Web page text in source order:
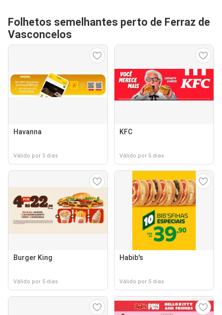
Folhetos semelhantes perto de Ferraz de
Vasconcelos
Havanna
Válido por 5 dias
KFC
Válido por 5 dias
Burger King
Válido por 5 dias
Habib's
Válido por 5 dias